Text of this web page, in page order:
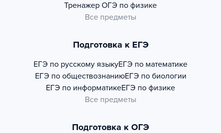
Тренажер ОГЭ по физике
Все предметы
Подготовка к ЕГЭ
ЕГЭ по русскому языкуЕГЭ по математике
ЕГЭ по обществознаниюЕГЭ по биологии
ЕГЭ по информатикеЕГЭ по физике
Все предметы
Подготовка к ОГЭ